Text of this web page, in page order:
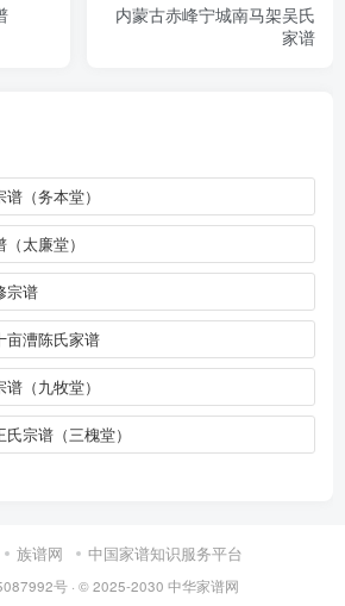
内蒙古赤峰宁城南马架吴氏
家谱
（务本堂）
太廉堂）
宗谱
亩漕陈氏家谱
（九牧堂）
宗谱（三槐堂）
族谱网 中国家谱知识服务平台
号· © 2025-2030 中华家谱网